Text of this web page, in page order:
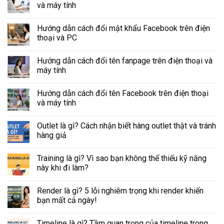
và máy tính
Hướng dẫn cách đổi mật khẩu Facebook trên điện
thoại và PC
Hướng dẫn cách đổi tên fanpage trên điện thoại và
máy tính
Hướng dẫn cách đổi tên Facebook trên điện thoại
và máy tính
Outlet là gì? Cách nhận biết hàng outlet thật và tránh
hàng giả
Training là gì? Vì sao bạn không thể thiếu kỹ năng
này khi đi làm?
Render là gì? 5 lỗi nghiêm trọng khi render khiến
bạn mất cả ngày!